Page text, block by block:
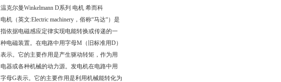
温克尔曼Winkelmann D系列 电机 希而科
电机（英文:Electric machinery，俗称“马达“）是
指依据电磁感应定律实现电能转换或传递的一
种电磁装置。在电路中用字母M（旧标准用D）
表示。它的主要作用是产生驱动转矩，作为用
电器或各种机械的动力源。发电机在电路中用
字母G表示。它的主要作用是利用机械能转化为